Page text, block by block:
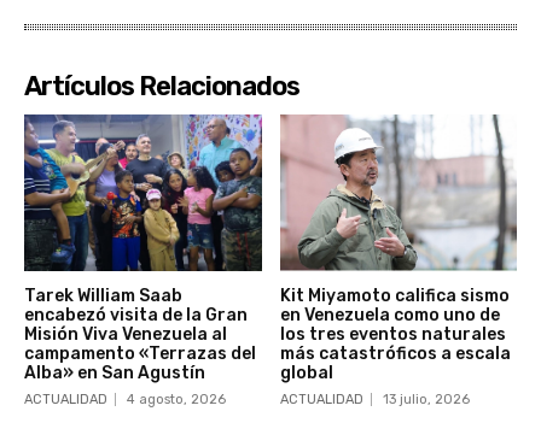
Artículos Relacionados
Tarek William Saab
encabezó visita de la Gran
Misión Viva Venezuela al
campamento «Terrazas del
Alba» en San Agustín
ACTUALIDAD 4 agosto, 2026
Kit Miyamoto califica sismo
en Venezuela como uno de
los tres eventos naturales
más catastróficos a escala
global
ACTUALIDAD 13 julio, 2026